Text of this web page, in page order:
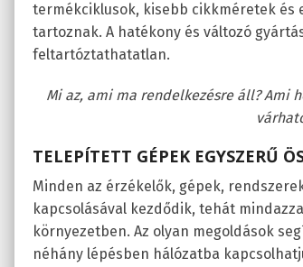
termékciklusok, kisebb cikkméretek és
tartoznak. A hatékony és változó
feltartóztathatatlan.
Mi az, ami ma rendelkezésre áll? Ami
TELEPÍTETT GÉPEK EGYSZERŰ
Minden az érzékelők, gépek,
kapcsolásával kezdődik, tehát
környezetben. Az olyan megoldások
néhány lépésben hálózatba